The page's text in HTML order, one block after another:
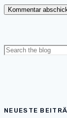
Search
NEUESTE